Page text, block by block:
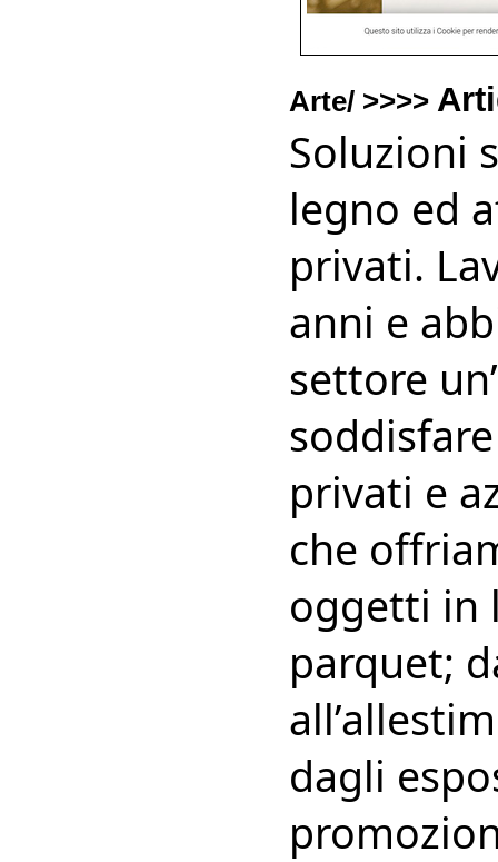
Arte/ >>>>
Soluzioni
legno ed
privati.
anni e
settore
privati e
che
oggetti in
parquet;
dagli